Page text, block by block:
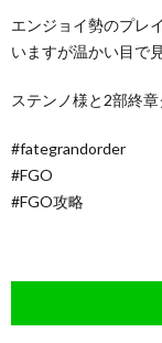
エンジョイ勢のプレ
いますが温かい目で
ステンノ様と2部終
#fategrandorder
#FGO
#FGO攻略